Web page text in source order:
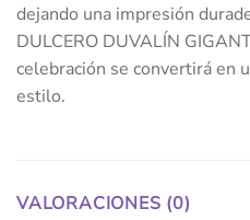
dejando una impresión
DULCERO DUVALÍN
celebración se convertirá en
estilo.
VALORACIONES (0)